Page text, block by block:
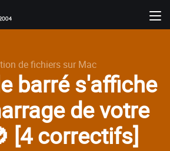
de fichiers sur Mac
barré s'affiche
de votre
[4 correctifs]